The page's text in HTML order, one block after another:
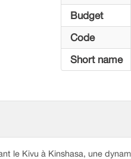
Budget
Code
Short name
le Kivu à Kinshasa, une